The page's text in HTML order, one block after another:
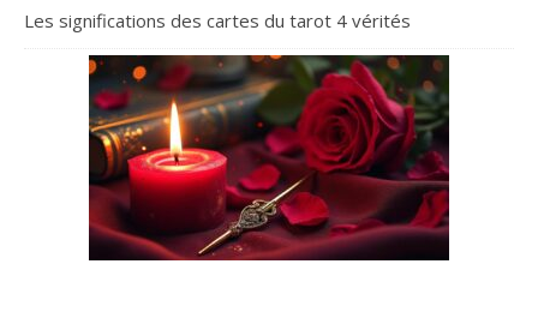
Les significations des cartes du tarot 4 vérités